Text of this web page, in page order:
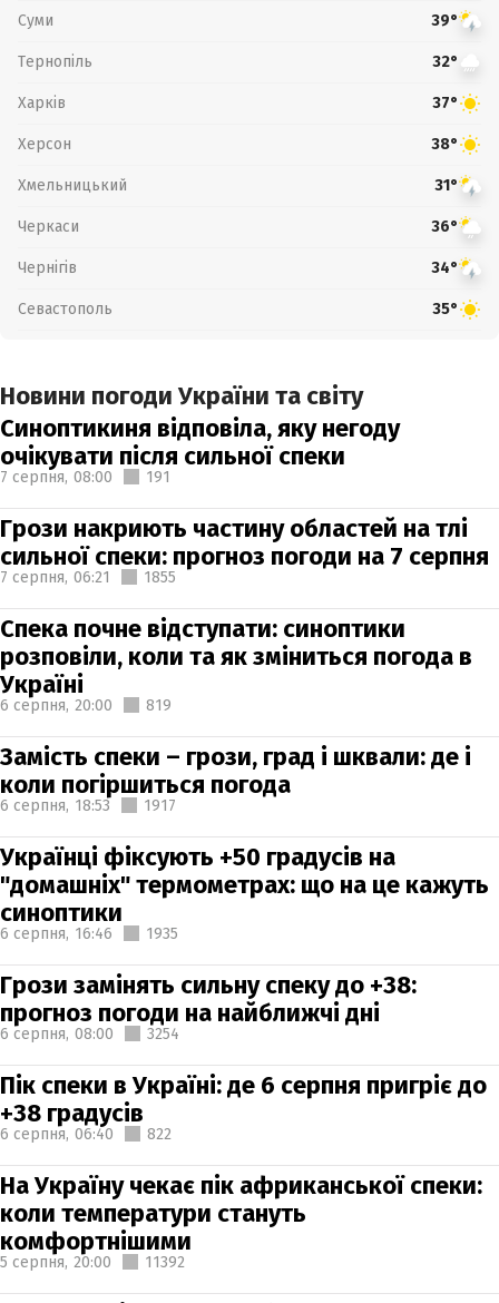
Суми 39°
Тернопіль 32°
Харків 37°
Херсон 38°
Хмельницький 31°
Черкаси 36°
Чернігів 34°
Севастополь 35°
Новини погоди України та світу
Синоптикиня відповіла, яку негоду
очікувати після сильної спеки
7 серпня, 08:00 191
Грози накриють частину областей на тлі
сильної спеки: прогноз погоди на 7 серпня
7 серпня, 06:21 1855
Спека почне відступати: синоптики
розповіли, коли та як зміниться погода в
Україні
6 серпня, 20:00 819
Замість спеки – грози, град і шквали: де і
коли погіршиться погода
6 серпня, 18:53 1917
Українці фіксують +50 градусів на
"домашніх" термометрах: що на це кажуть
синоптики
6 серпня, 16:46 1935
Грози замінять сильну спеку до +38:
прогноз погоди на найближчі дні
6 серпня, 08:00 3254
Пік спеки в Україні: де 6 серпня пригріє до
+38 градусів
6 серпня, 06:40 822
На Україну чекає пік африканської спеки:
коли температури стануть
комфортнішими
5 серпня, 20:00 11392